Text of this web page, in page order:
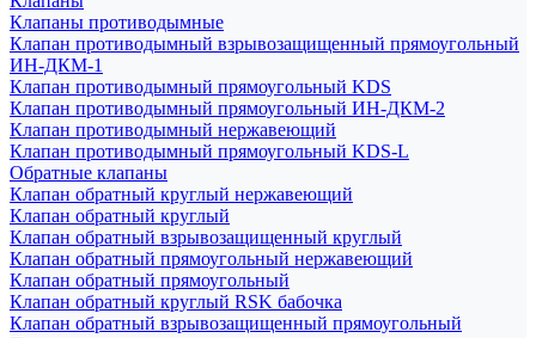
Клапаны противодымные
Клапан противодымный взрывозащищенный прямоугольный
ИН-ДКМ-1
Клапан противодымный прямоугольный KDS
Клапан противодымный прямоугольный ИН-ДКМ-2
Клапан противодымный нержавеющий
Клапан противодымный прямоугольный KDS-L
Обратные клапаны
Клапан обратный круглый нержавеющий
Клапан обратный круглый
Клапан обратный взрывозащищенный круглый
Клапан обратный прямоугольный нержавеющий
Клапан обратный прямоугольный
Клапан обратный круглый RSK бабочка
Клапан обратный взрывозащищенный прямоугольный